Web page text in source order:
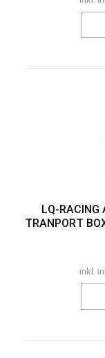
LQ-RACING
TRANPORT
inkl.